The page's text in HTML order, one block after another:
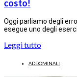
costo!
Oggi parliamo degli
esegue uno degli
Leggi tutto
ADDOMINALI